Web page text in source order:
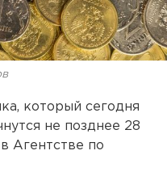
который сегодня
не позднее 28
Агентстве по